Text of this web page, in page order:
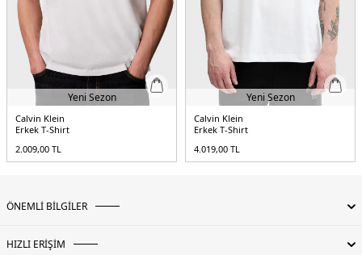
Yeni Sezon
Calvin Klein
Erkek T-Shirt
2.009,00 TL
Yeni Sezon
Calvin Klein
Erkek T-Shirt
4.019,00 TL
ÖNEMLİ BİLGİLER
HIZLI ERİŞİM